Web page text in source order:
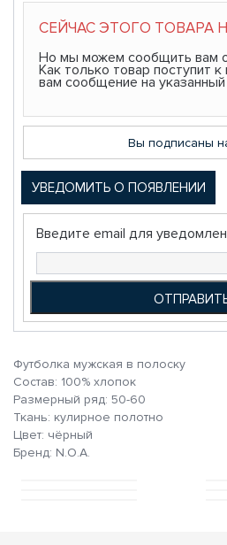
СЕЙЧАС ЭТОГО ТОВАРА
Но мы можем сообщить вам о
Как только товар поступит
вам сообщение на
Вы подписаны
УВЕДОМИТЬ О ПОЯВЛЕНИИ
Введите email для
Футболка мужская в полоску
Состав: 100% хлопок
Размерный ряд: 50-60
Ткань: кулирное полотно
Цвет: чёрный
Бренд: N.O.A.